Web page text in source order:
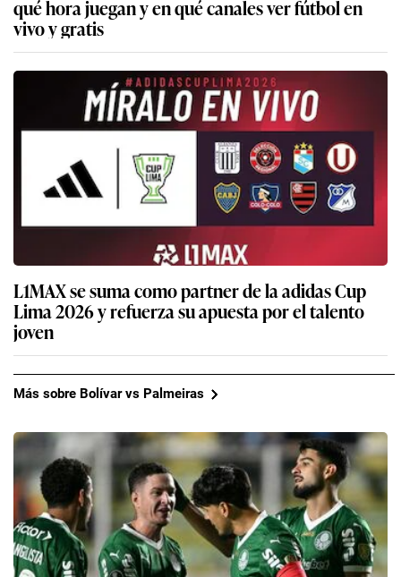
qué hora juegan y en qué canales ver fútbol en
vivo y gratis
L1MAX se suma como partner de la adidas Cup
Lima 2026 y refuerza su apuesta por el talento
joven
Más sobre Bolívar vs Palmeiras